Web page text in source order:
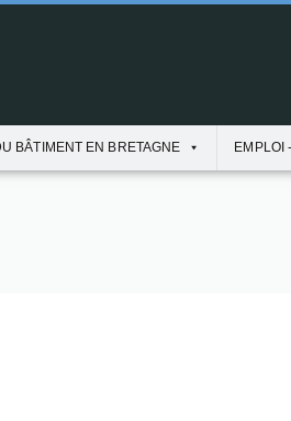
BÂTIMENT EN BRETAGNE EMPLOI